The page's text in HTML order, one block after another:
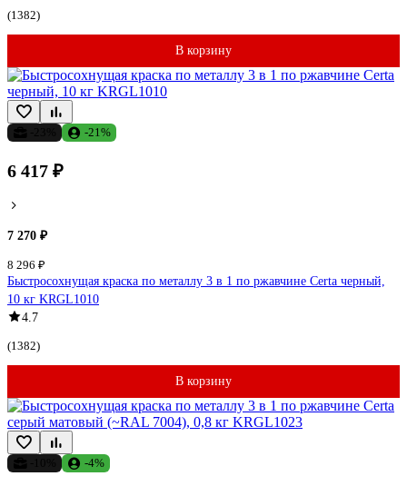
(1382)
В корзину
-21%
6 417 ₽
7 270 ₽
8 296 ₽
Быстросохнущая краска по металлу 3 в 1 по ржавчине Certa черный,
10 кг KRGL1010
4.7
(1382)
В корзину
-4%